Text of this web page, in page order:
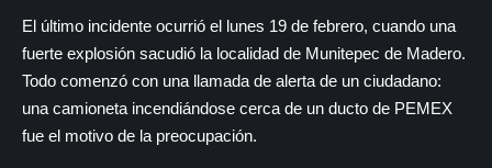
El último incidente ocurrió el lunes 19 de febrero, cuando una
fuerte explosión sacudió la localidad de Munitepec de Madero.
Todo comenzó con una llamada de alerta de un ciudadano:
una camioneta incendiándose cerca de un ducto de PEMEX
fue el motivo de la preocupación.